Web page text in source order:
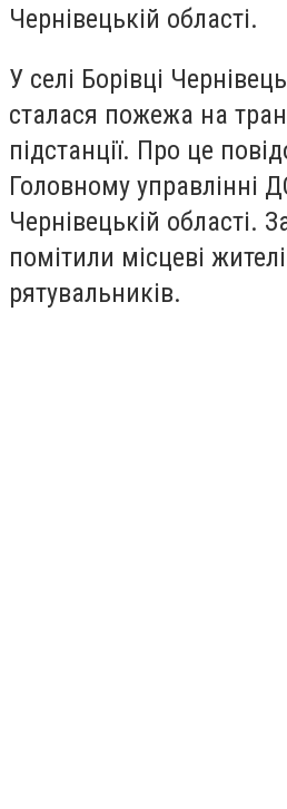
Чернівецькій області.
У селі Борівці
сталася пожежа на
підстанції. Про це
Головному управлінні
Чернівецькій області.
помітили місцеві
рятувальників.